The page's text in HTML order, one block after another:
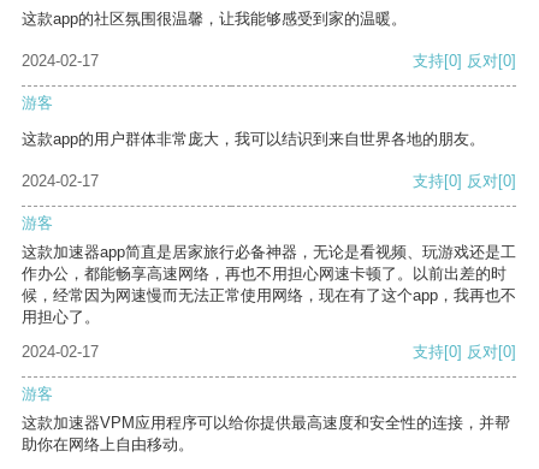
这款app的社区氛围很温馨，让我能够感受到家的温暖。
2024-02-17 支持[0] 反对[0]
游客
这款app的用户群体非常庞大，我可以结识到来自世界各地的朋友。
2024-02-17 支持[0] 反对[0]
游客
这款加速器app简直是居家旅行必备神器，无论是看视频、玩游戏还是工
作办公，都能畅享高速网络，再也不用担心网速卡顿了。以前出差的时
候，经常因为网速慢而无法正常使用网络，现在有了这个app，我再也不
用担心了。
2024-02-17
支持[0] 反对[0]
游客
这款加速器VPM应用程序可以给你提供最高速度和安全性的连接，并帮
助你在网络上自由移动。